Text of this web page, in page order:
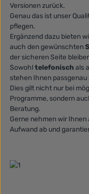
Versionen zurück.
Genau das ist unser
pflegen.
Ergänzend dazu bieten
auch den gewünschten
der sicheren Seite
Sowohltelefonischals
stehen Ihnen passgenau
Dies gilt nicht nur bei
Programme, sondern
Beratung.
Gerne nehmen wir
Aufwand ab und
Bildergalerie überspringen